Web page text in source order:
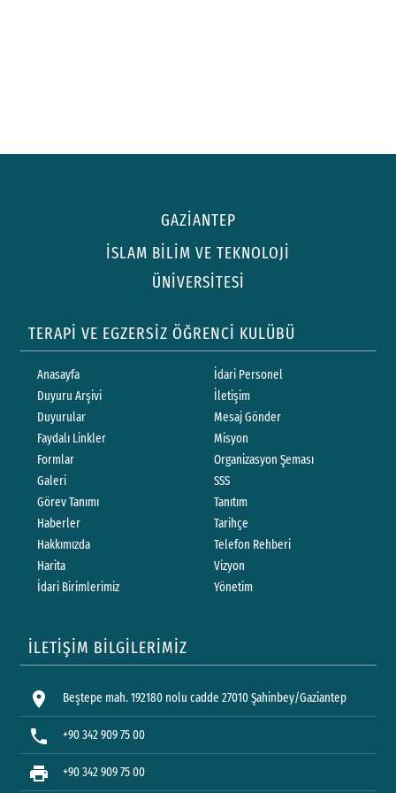
GAZİANTEP
İSLAM BİLİM VE TEKNOLOJİ
ÜNİVERSİTESİ
TERAPİ VE EGZERSİZ ÖĞRENCİ KULÜBÜ
Anasayfa
Duyuru Arşivi
Duyurular
Faydalı Linkler
Formlar
Galeri
Görev Tanımı
Haberler
Hakkımızda
Harita
İdari Birimlerimiz
İdari Personel
İletişim
Mesaj Gönder
Misyon
Organizasyon Şeması
SSS
Tanıtım
Tarihçe
Telefon Rehberi
Vizyon
Yönetim
İLETİŞİM BİLGİLERİMİZ
location_on Beştepe mah. 192180 nolu cadde 27010 Şahinbey/Gaziantep
phone +90 342 909 75 00
print +90 342 909 75 00